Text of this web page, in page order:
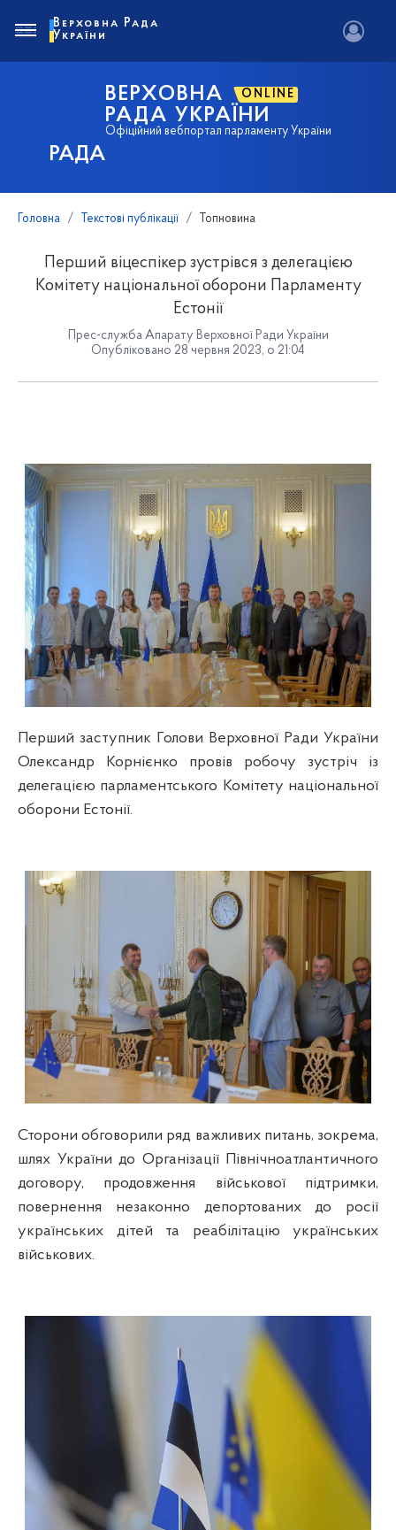
РАДА
ВЕРХОВНА ONLINE
РАДА УКРАЇНИ
Офіційний вебпортал парламенту України
Верховна Рада
України
Головна Текстові публікації Топновина
Перший віцеспікер зустрівся з делегацією
Комітету національної оборони Парламенту
Естонії
Прес-служба Апарату Верховної Ради України
Опубліковано 28 червня 2023, о 21:04
Перший заступник Голови Верховної Ради України
Олександр Корнієнко провів робочу зустріч із
делегацією парламентського Комітету національної
оборони Естонії.
Сторони обговорили ряд важливих питань, зокрема,
шлях України до Організації Північноатлантичного
договору, продовження військової підтримки,
повернення незаконно депортованих до росії
українських дітей та реабілітацію українських
військових.